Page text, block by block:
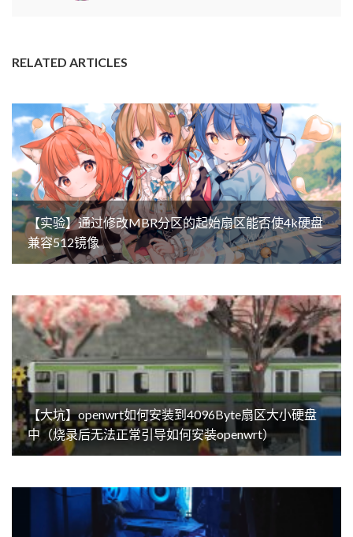
RELATED ARTICLES
【实验】通过修改MBR分区的起始扇区能否使4k硬盘
兼容512镜像
【大坑】openwrt如何安装到4096Byte扇区大小硬盘
中（烧录后无法正常引导如何安装openwrt）